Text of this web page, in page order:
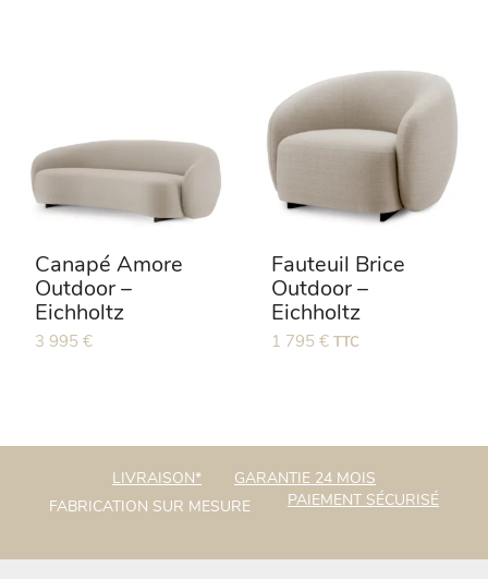
choisies
sur
la
page
produit
options
peuvent
être
choisies
sur
du
produit
Canapé Amore
Outdoor –
Eichholtz
Ce
peuvent
choisies
3 995 €
Fauteuil Brice
Outdoor –
Eichholtz
1 795 € TTC
LIVRAISON*
GARANTIE 24 MOIS
FABRICATION SUR MESURE
PAIEMENT SÉCURISÉ